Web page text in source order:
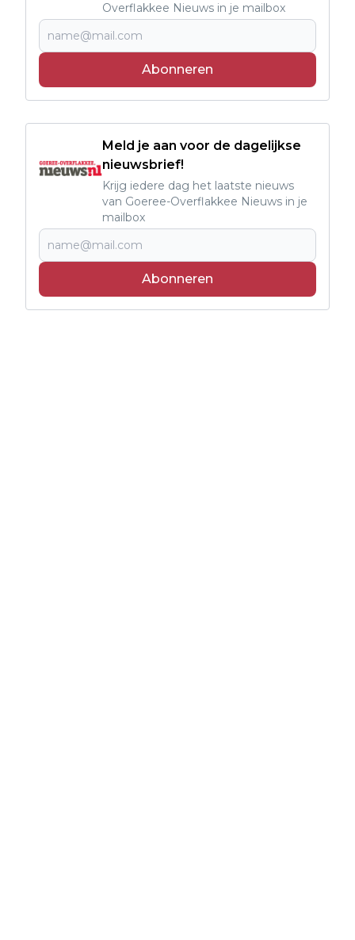
Overflakkee Nieuws in je mailbox
Abonneren
Meld je aan voor de dagelijkse
nieuwsbrief!
Krijg iedere dag het laatste nieuws
van Goeree-Overflakkee Nieuws in je
mailbox
Abonneren